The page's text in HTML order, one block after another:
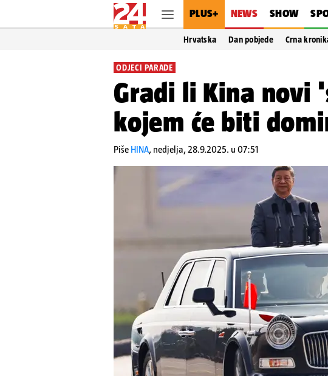
PLUS+ NEWS SHOW
Hrvatska Dan pobjede Crna
ODJECI PARADE
Gradi li Kina novi
kojem će biti
Piše HINA, nedjelja, 28.9.2025. u 07:51